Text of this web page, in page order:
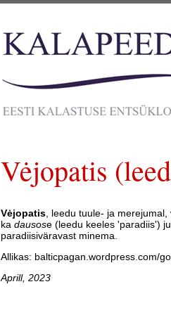
Vėjopatis
Vėjopatis , leedu tuule- ja
ka dausose (leedu keeles 'paradiis')
paradiisiväravast minema.
Allikas: balticpagan.wordpress.com/
Aprill, 2023